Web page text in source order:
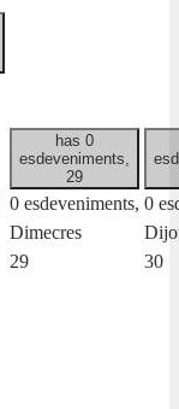
has 0
esdeveniments,
29
0 esdeveniments,
Dimecres
29
0
30